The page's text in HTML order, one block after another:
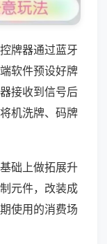
牌器通过蓝牙
软件预设好牌
接收到信号后
机洗牌、码牌
础上做拓展升
元件，改装成
使用的消费场